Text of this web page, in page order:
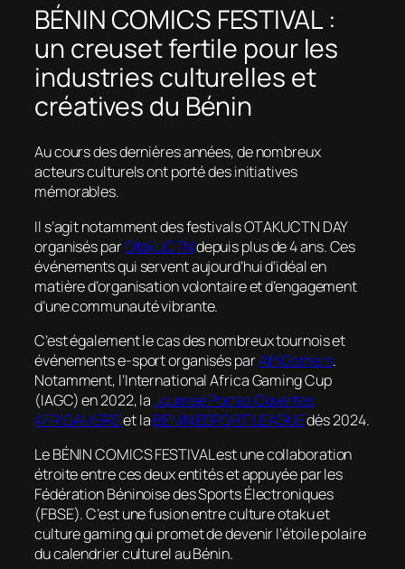
BÉNIN COMICS FESTIVAL :
un creuset fertile pour les
industries culturelles et
créatives du Bénin
Au cours des dernières années, de nombreux
acteurs culturels ont porté des initiatives
mémorables.
Il s’agit notamment des festivals OTAKUCTN DAY
organisés parOtakuCTNdepuis plus de 4 ans. Ces
événements qui servent aujourd’hui d’idéal en
matière d’organisation volontaire et d’engagement
d’une communauté vibrante.
C’est également le cas des nombreux tournois et
événements e-sport organisés parAfriGamers.
Notamment, l’International Africa Gaming Cup
(IAGC) en 2022, laJournée Portes Ouvertes
AFRIGAMERSet laBENIN ESPORT LEAGUEdès 2024.
Le BÉNIN COMICS FESTIVAL est une collaboration
étroite entre ces deux entités et appuyée par les
Fédération Béninoise des Sports Électroniques
(FBSE). C’est une fusion entre culture otaku et
culture gaming qui promet de devenir l’étoile polaire
du calendrier culturel au Bénin.